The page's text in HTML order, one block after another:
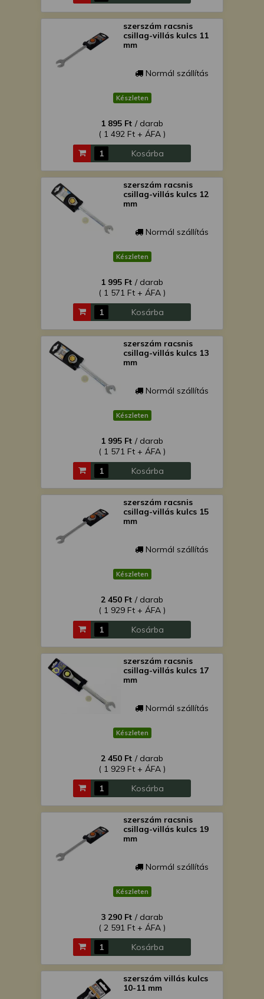
szerszám racsnis
csillag-villás kulcs 11
mm
Normál szállítás
Készleten
1 895 Ft / darab
( 1 492 Ft + ÁFA )
Kosárba
szerszám racsnis
csillag-villás kulcs 12
mm
Normál szállítás
Készleten
1 995 Ft / darab
( 1 571 Ft + ÁFA )
Kosárba
szerszám racsnis
csillag-villás kulcs 13
mm
Normál szállítás
Készleten
1 995 Ft / darab
( 1 571 Ft + ÁFA )
Kosárba
szerszám racsnis
csillag-villás kulcs 15
mm
Normál szállítás
Készleten
2 450 Ft / darab
( 1 929 Ft + ÁFA )
Kosárba
szerszám racsnis
csillag-villás kulcs 17
mm
Normál szállítás
Készleten
2 450 Ft / darab
( 1 929 Ft + ÁFA )
Kosárba
szerszám racsnis
csillag-villás kulcs 19
mm
Normál szállítás
Készleten
3 290 Ft / darab
( 2 591 Ft + ÁFA )
Kosárba
szerszám villás kulcs
10-11 mm